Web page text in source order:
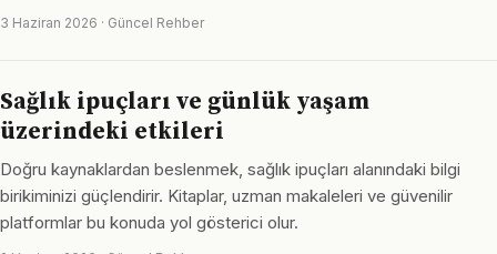
3 Haziran 2026 · Güncel Rehber
Sağlık ipuçları ve günlük yaşam
üzerindeki etkileri
Doğru kaynaklardan beslenmek, sağlık ipuçları alanındaki bilgi
birikiminizi güçlendirir. Kitaplar, uzman makaleleri ve güvenilir
platformlar bu konuda yol gösterici olur.